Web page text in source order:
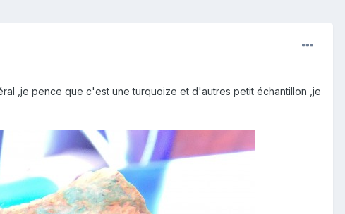
,je pence que c'est une turquoize et d'autres petit échantillon ,je